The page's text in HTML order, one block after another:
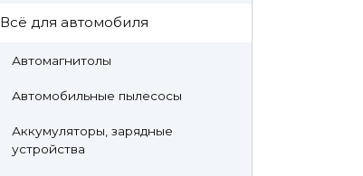
Всё для автомобиля
Автомагнитолы
Автомобильные пылесосы
Аккумуляторы, зарядные
устройства